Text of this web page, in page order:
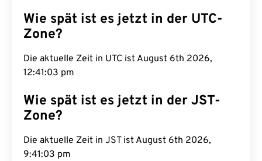
Wie spät ist es jetzt in der UTC-
Zone?
Die aktuelle Zeit in UTC ist August 6th 2026,
12:41:04 pm
Wie spät ist es jetzt in der JST-
Zone?
Die aktuelle Zeit in JST ist August 6th 2026,
9:41:04 pm